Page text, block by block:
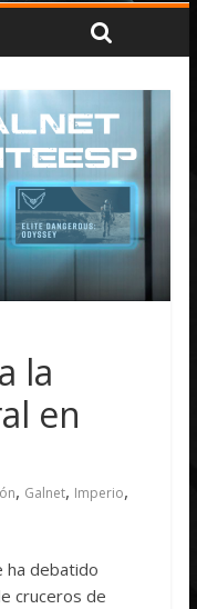
la
en
, Galnet, Imperio,
ha debatido
cruceros de